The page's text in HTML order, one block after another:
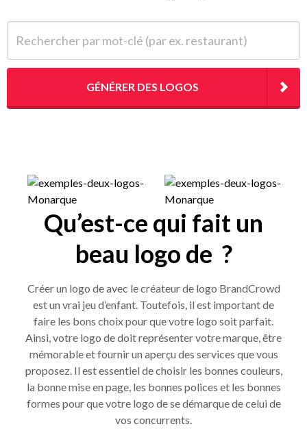
GÉNÉRER DES LOGOS
Qu’est-ce qui fait un
beau logo de ?
Créer un logo de avec le créateur de logo BrandCrowd
est un vrai jeu d’enfant. Toutefois, il est important de
faire les bons choix pour que votre logo soit parfait.
Ainsi, votre logo de doit représenter votre marque, être
mémorable et fournir un aperçu des services que vous
proposez. Il est essentiel de choisir les bonnes couleurs,
la bonne mise en page, les bonnes polices et les bonnes
formes pour que votre logo de se démarque de celui de
vos concurrents.